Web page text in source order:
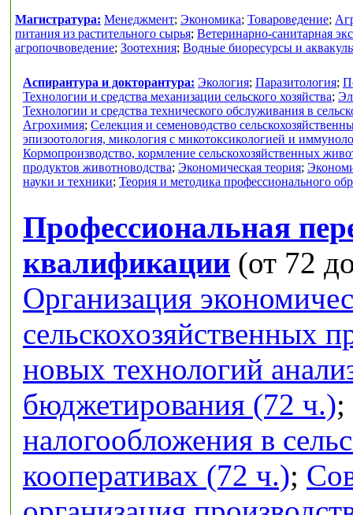
Магистратура: Менеджмент; Экономика; Товароведение;
питания из растительного сырья; Ветеринарно-санитарная
агропочвоведение; Зоотехния; Водные биоресурсы и
Аспирантура и докторантура: Экология; Паразитология;
Технологии и средства механизации сельского хозяйства;
Технологии и средства технического обслуживания в
Агрохимия; Селекция и семеноводство
эпизоотология, микология с микотоксикологией и
Кормопроизводство, кормление сельскохозяйственных
продуктов животноводства; Экономическая теория;
науки и техники; Теория и методика профессионального
Профессиональная
квалификации (от 72
Организация
сельскохозяйственных
новых технологий
бюджетирования (72 ч.);
налогообложения в
кооперативах (72 ч.);